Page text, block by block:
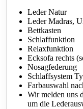
Leder Natur
Leder Madras,
Bettkasten
Schlaffunktion
Relaxfunktion
Ecksofa rechts
Nosagfederung
Schlaffsystem
Farbauswahl
Wir melden uns
um die